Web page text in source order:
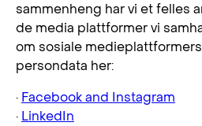
sammenheng har vi et felles
de media plattformer vi
om sosiale
persondata her:
· Facebook and Instagram
· LinkedIn